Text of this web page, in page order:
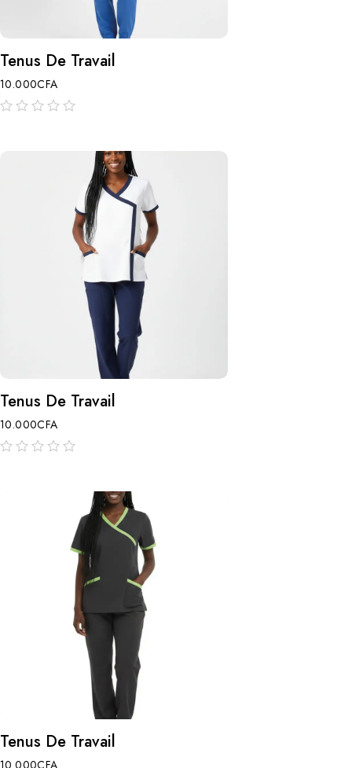
Tenus De Travail
10.000CFA
Tenus De Travail
10.000CFA
Tenus De Travail
10.000CFA